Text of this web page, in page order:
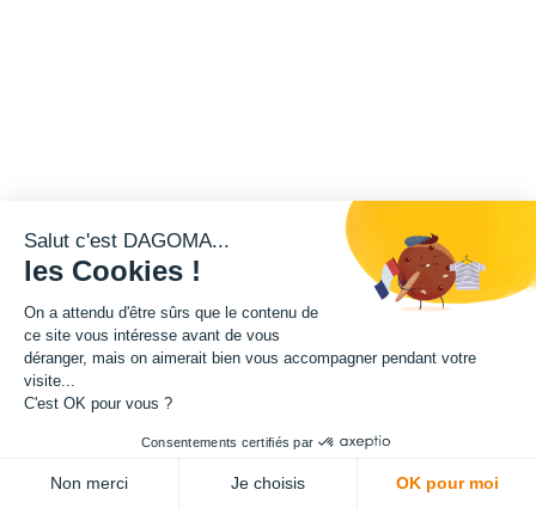
Salut c'est DAGOMA...
les Cookies !
On a attendu d'être sûrs que le contenu de
ce site vous intéresse avant de vous
déranger, mais on aimerait bien vous accompagner pendant votre
visite...
C'est OK pour vous ?
Consentements certifiés par
Non merci Je choisis OK pour moi